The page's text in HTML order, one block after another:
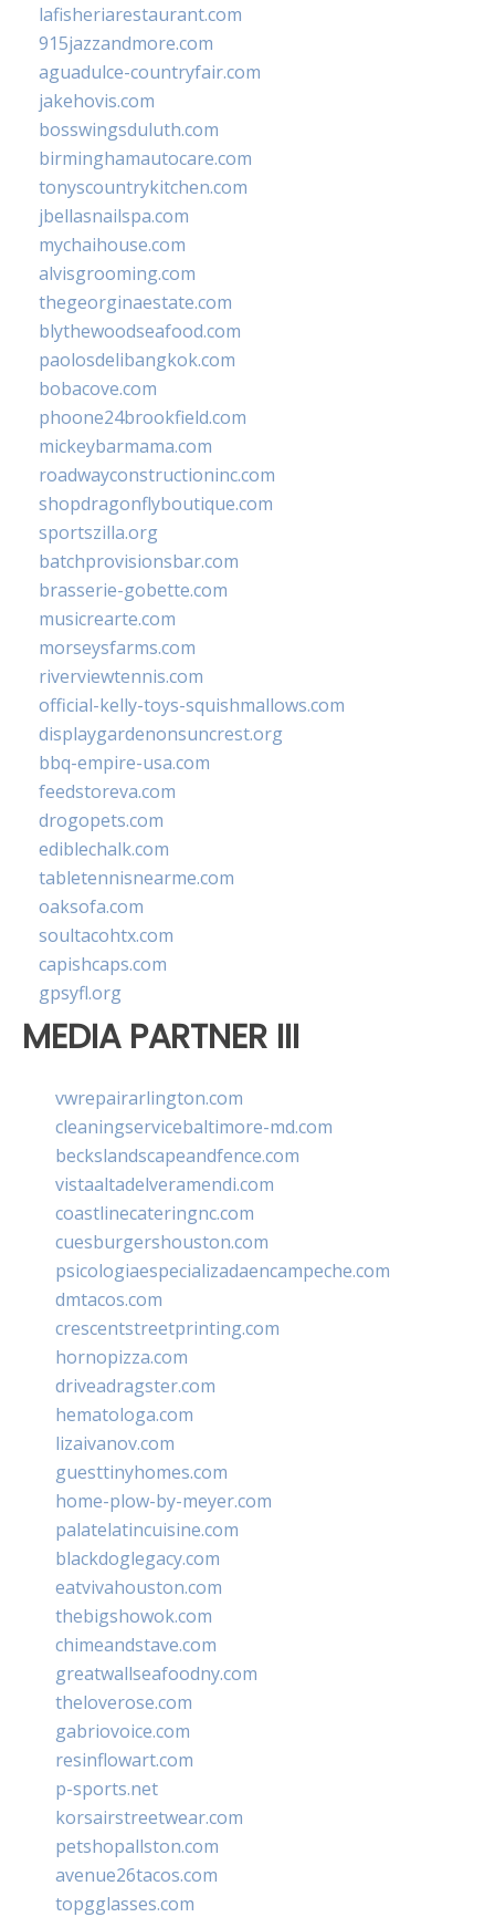
lafisheriarestaurant.com
915jazzandmore.com
aguadulce-countryfair.com
jakehovis.com
bosswingsduluth.com
birminghamautocare.com
tonyscountrykitchen.com
jbellasnailspa.com
mychaihouse.com
alvisgrooming.com
thegeorginaestate.com
blythewoodseafood.com
paolosdelibangkok.com
bobacove.com
phoone24brookfield.com
mickeybarmama.com
roadwayconstructioninc.com
shopdragonflyboutique.com
sportszilla.org
batchprovisionsbar.com
brasserie-gobette.com
musicrearte.com
morseysfarms.com
riverviewtennis.com
official-kelly-toys-squishmallows.com
displaygardenonsuncrest.org
bbq-empire-usa.com
feedstoreva.com
drogopets.com
ediblechalk.com
tabletennisnearme.com
oaksofa.com
soultacohtx.com
capishcaps.com
gpsyfl.org
MEDIA PARTNER III
vwrepairarlington.com
cleaningservicebaltimore-md.com
beckslandscapeandfence.com
vistaaltadelveramendi.com
coastlinecateringnc.com
cuesburgershouston.com
psicologiaespecializadaencampeche.com
dmtacos.com
crescentstreetprinting.com
hornopizza.com
driveadragster.com
hematologa.com
lizaivanov.com
guesttinyhomes.com
home-plow-by-meyer.com
palatelatincuisine.com
blackdoglegacy.com
eatvivahouston.com
thebigshowok.com
chimeandstave.com
greatwallseafoodny.com
theloverose.com
gabriovoice.com
resinflowart.com
p-sports.net
korsairstreetwear.com
petshopallston.com
avenue26tacos.com
topgglasses.com